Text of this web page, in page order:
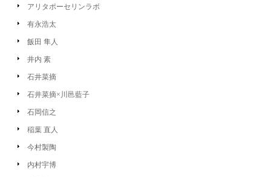
アリタポーセリンラボ
有永浩太
飯田 隼人
井内 素
石井菜摘
石井菜摘×川邑藍子
石岡信之
稲葉 直人
今村製陶
内村宇博